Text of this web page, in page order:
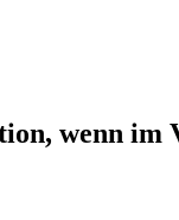
wenn im